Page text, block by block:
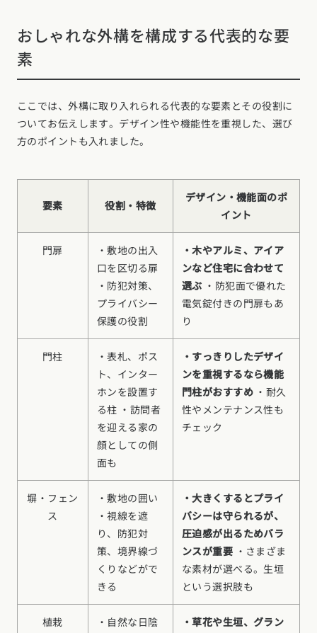
おしゃれな外構を構成する代表的な要
素
ここでは、外構に取り入れられる代表的な要素とその役割に
ついてお伝えします。デザイン性や機能性を重視した、選び
方のポイントも入れました。
要素 役割・特徴
デザイン・機能面のポ
イント
門扉
・敷地の出入
口を区切る扉
・防犯対策、
プライバシー
保護の役割
・木やアルミ、アイア
ンなど住宅に合わせて
選ぶ ・防犯面で優れた
電気錠付きの門扉もあ
り
門柱
・表札、ポス
ト、インター
ホンを設置す
る柱 ・訪問者
を迎える家の
顔としての側
面も
・すっきりしたデザイ
ンを重視するなら機能
門柱がおすすめ・耐久
性やメンテナンス性も
チェック
塀・フェン
ス
・敷地の囲い
・視線を遮
り、防犯対
策、境界線づ
くりなどがで
きる
・大きくするとプライ
バシーは守られるが、
圧迫感が出るためバラ
ンスが重要 ・さまざま
な素材が選べる。生垣
という選択肢も
植栽
・自然な日陰
・草花や生垣、グラン
お近くのイベントを探す
選択中のエリア：全国
位置情報を元に
現在地から探す
北海道・東北エリア
北海道 (3)青森県 (2)岩手県 (1) 宮城県 (0)秋田県 (5)山形県 (8)
福島県 (4)
神奈川県 (7)埼玉県 (19) 千葉県 (16) 茨城県 (7)
群馬県 (7)
甲信越・北陸エリア
新潟県 (12) 富山県 (6)石川県 (0) 福井県 (0) 山梨県 (8)